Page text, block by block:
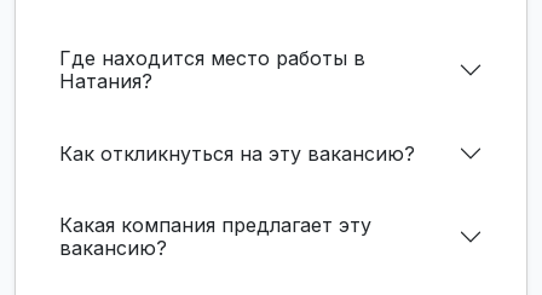
Где находится место работы в
Натания?
Как откликнуться на эту вакансию?
Какая компания предлагает эту
вакансию?